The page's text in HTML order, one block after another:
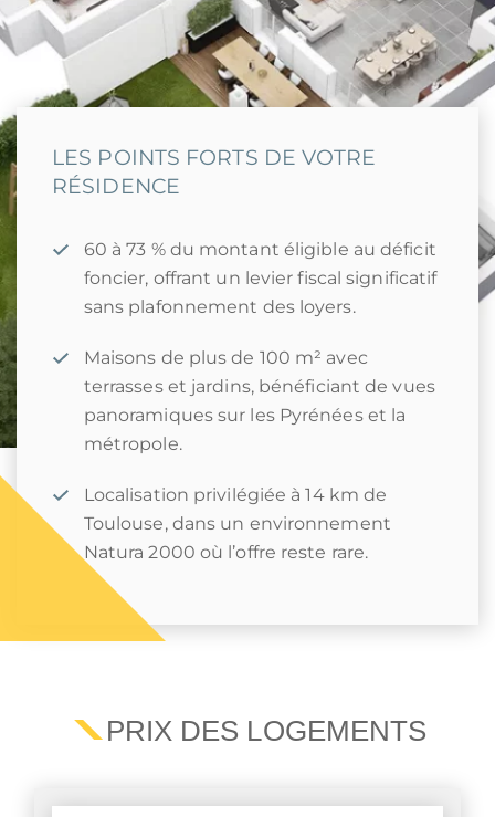
LES POINTS FORTS DE VOTRE
RÉSIDENCE
60 à 73 % du montant éligible au déficit
foncier, offrant un levier fiscal significatif
sans plafonnement des loyers.
Maisons de plus de 100 m² avec
terrasses et jardins, bénéficiant de vues
panoramiques sur les Pyrénées et la
métropole.
Localisation privilégiée à 14 km de
Toulouse, dans un environnement
Natura 2000 où l’offre reste rare.
PRIX DES LOGEMENTS